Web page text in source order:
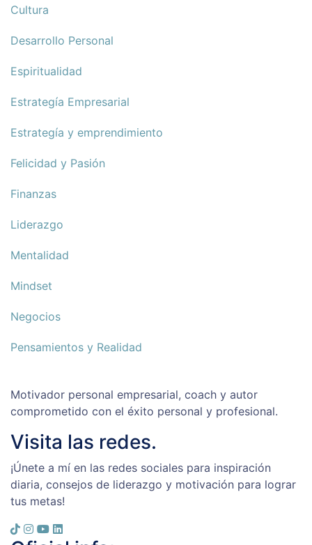
Cultura
Desarrollo Personal
Espiritualidad
Estrategía Empresarial
Estrategía y emprendimiento
Felicidad y Pasión
Finanzas
Liderazgo
Mentalidad
Mindset
Negocios
Pensamientos y Realidad
Motivador personal empresarial, coach y autor
comprometido con el éxito personal y profesional.
Visita las redes.
¡Únete a mí en las redes sociales para inspiración
diaria, consejos de liderazgo y motivación para lograr
tus metas!